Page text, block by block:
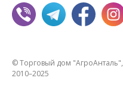
© Торговый дом "АгроАнталь",
2010–2025